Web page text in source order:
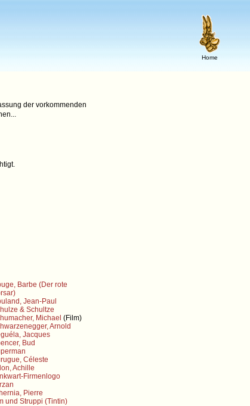
Home
der vorkommenden
Barbe (Der rote
Jean-Paul
& Schultze
Michael (Film)
Arnold
Jacques
Bud
Céleste
Achille
Firmenlogo
Pierre
und Struppi (Tintin)